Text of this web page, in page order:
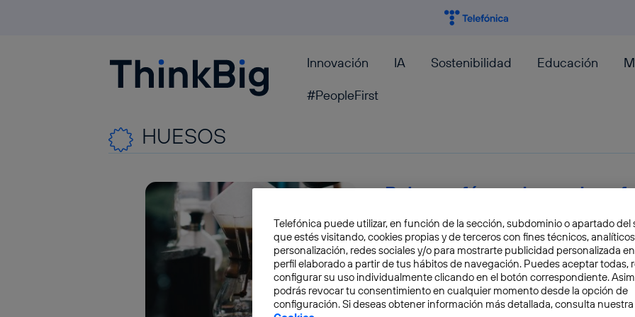
Blogthinkbig.com Innovación IA Sostenibilidad Educación
#PeopleFirst
HUESOS
Beber café puede ayudar a
huesos
¿El café es bueno o malo para la salud?
beber al día? ¿Es bueno para nuestros
Elena Díaz
Telefónica puede utilizar, en función de la sección, subdominio o apartado del
que estés visitando, cookies propias y de terceros con fines técnicos,
personalización, redes sociales y/o para mostrarte publicidad personalizada
perfil elaborado a partir de tus hábitos de navegación. Puedes aceptar todas,
configurar su uso individualmente clicando en el botón correspondiente.
podrás revocar tu consentimiento en cualquier momento desde la opción de
configuración. Si deseas obtener información más detallada, consulta nuestra